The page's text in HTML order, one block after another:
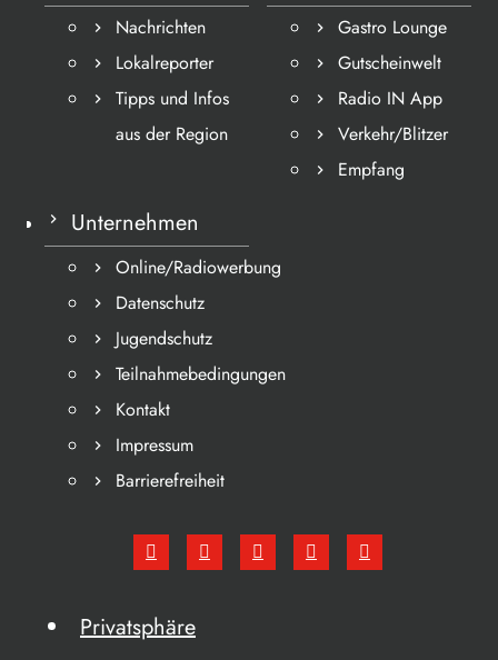
Nachrichten
Lokalreporter
Tipps und Infos
aus der Region
Gastro Lounge
Gutscheinwelt
Radio IN App
Verkehr/Blitzer
Empfang
Unternehmen
Online/Radiowerbung
Datenschutz
Jugendschutz
Teilnahmebedingungen
Kontakt
Impressum
Barrierefreiheit
Privatsphäre